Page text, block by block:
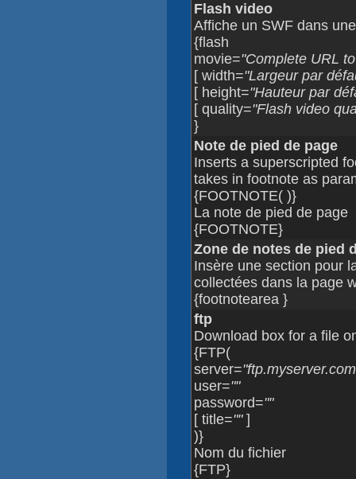
Flash video
Affiche un SWF dans
{flash
movie="Complete URL
[ width="Largeur par
[ height="Hauteur par
[ quality="Flash video
}
Note de pied de page
Inserts a superscripted
takes in footnote as
{FOOTNOTE( )}
La note de pied de page
{FOOTNOTE}
Zone de notes de pied
Insère une section pour
collectées dans la page
{footnotearea }
ftp
Download box for a file
{FTP(
server=
user=""
password=""
[ title=""]
)}
Nom du fichier
{FTP}